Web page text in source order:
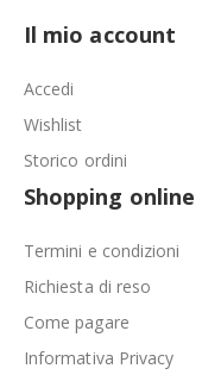
Il mio account
Accedi
Wishlist
Storico ordini
Shopping online
Termini e condizioni
Richiesta di reso
Come pagare
Informativa Privacy